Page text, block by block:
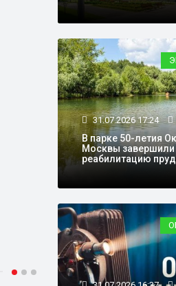
31.07.2026 17:24
В парке 50-летия
Москвы завершили
реабилитацию